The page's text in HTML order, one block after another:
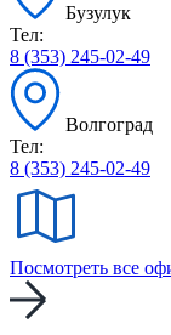
Бузулук
Тел:
8 (353) 245-02-49
Волгоград
Тел:
8 (353) 245-02-49
Посмотреть все